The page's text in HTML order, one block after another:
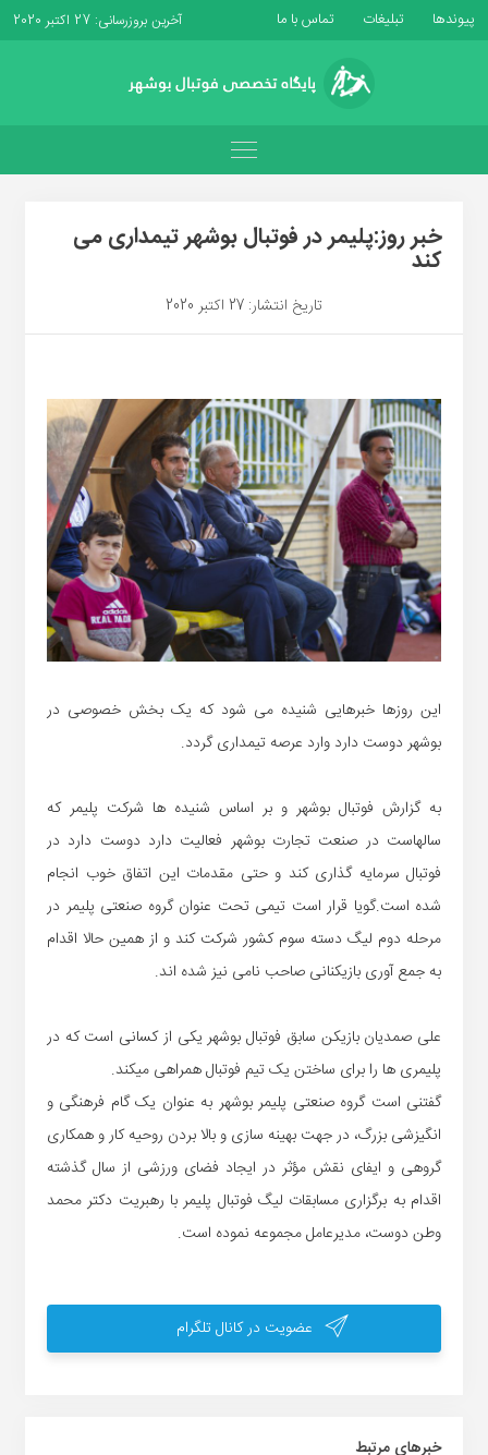
پیوندها تبلیغات تماس با ما آخرین بروزرسانی: 27 اکتبر 2020
خبر روز:پلیمر در فوتبال بوشهر تیمداری می
کند
تاریخ انتشار: 27 اکتبر 2020
این روزها خبرهایی شنیده می شود که یک بخش خصوصی در
بوشهر دوست دارد وارد عرصه تیمداری گردد.
به گزارش فوتبال بوشهر و بر اساس شنیده ها شرکت پلیمر که
سالهاست در صنعت تجارت بوشهر فعالیت دارد دوست دارد در
فوتبال سرمایه گذاری کند و حتی مقدمات این اتفاق خوب انجام
شده است.گویا قرار است تیمی تحت عنوان گروه صنعتی پلیمر در
مرحله دوم لیگ دسته سوم کشور شرکت کند و از همین حالا اقدام
به جمع آوری بازیکنانی صاحب نامی نیز شده اند.
علی صمدیان بازیکن سابق فوتبال بوشهر یکی از کسانی است که در
پلیمری ها را برای ساختن یک تیم فوتبال همراهی میکند.
گفتنی است گروه صنعتی پلیمر بوشهر به عنوان یک گام فرهنگی و
انگیزشی بزرگ، در جهت بهینه سازی و بالا بردن روحیه کار و همکاری
گروهی و ایفای نقش مؤثر در ایجاد فضای ورزشی از سال گذشته
اقدام به برگزاری مسابقات لیگ فوتبال پلیمر با رهبریت دکتر محمد
وطن دوست، مدیرعامل مجموعه نموده است.
عضویت در کانال تلگرام
خبر‌های مرتبط